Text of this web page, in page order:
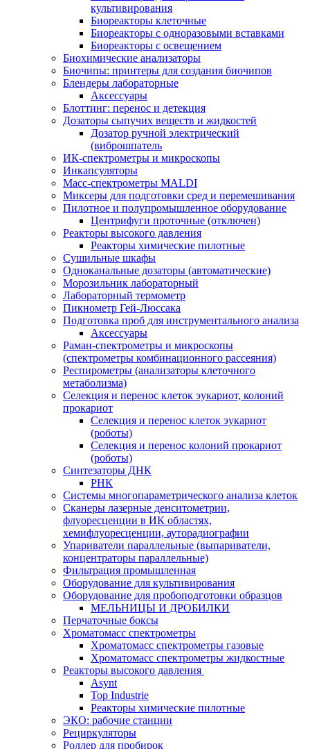
культивирования
Биореакторы клеточные
Биореакторы с одноразовыми вставками
Биореакторы с освещением
Биохимические анализаторы
Биочипы: принтеры для создания биочипов
Блендеры лабораторные
Аксессуары
Блоттинг: перенос и детекция
Дозаторы сыпучих веществ и жидкостей
Дозатор ручной электрический
(виброшпатель
ИК-спектрометры и микроскопы
Инкапсуляторы
Масс-спектрометры MALDI
Миксеры для подготовки сред и перемешивания
Пилотное и полупромышленное оборудование
Центрифуги проточные (отключен)
Реакторы высокого давления
Реакторы химические пилотные
Сушильные шкафы
Одноканальные дозаторы (автоматические)
Морозильник лабораторный
Лабораторный термометр
Пикнометр Гей-Люссака
Подготовка проб для инструментального анализа
Аксессуары
Раман-спектрометры и микроскопы
(спектрометры комбинационного рассеяния)
Респирометры (анализаторы клеточного
метаболизма)
Селекция и перенос клеток эукариот, колоний
прокариот
Селекция и перенос клеток эукариот
(роботы)
Селекция и перенос колоний прокариот
(роботы)
Синтезаторы ДНК
РНК
Системы многопараметрического анализа клеток
Сканеры лазерные денситометрии,
флуоресценции в ИК областях,
хемифлуоресценции, ауторадиографии
Упариватели параллельные (выпариватели,
концентраторы параллельные)
Фильтрация промышленная
Оборудование для культивирования
Оборудование для пробоподготовки образцов
МЕЛЬНИЦЫ И ДРОБИЛКИ
Перчаточные боксы
Хроматомасс спектрометры
Хроматомасс спектрометры газовые
Хроматомасс спектрометры жидкостные
Реакторы высокого давления
Asynt
Top Industrie
Реакторы химические пилотные
ЭКО: рабочие станции
Рециркуляторы
Роллер для пробирок